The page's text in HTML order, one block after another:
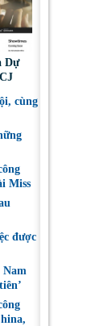
Dự
cùng
Miss
được
Nam